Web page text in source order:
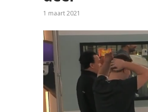
1 maart 2021